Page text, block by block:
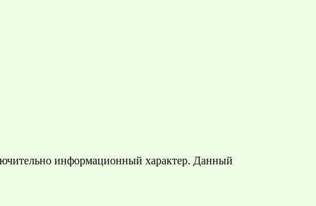
информационный характер. Данный